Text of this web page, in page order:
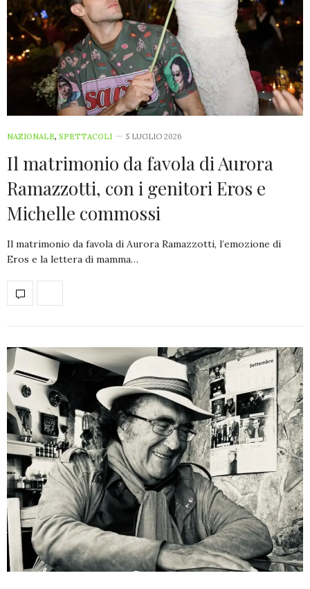
NAZIONALE, SPETTACOLI 5 LUGLIO 2026
Il matrimonio da favola di Aurora
Ramazzotti, con i genitori Eros e
Michelle commossi
Il matrimonio da favola di Aurora Ramazzotti, l’emozione di
Eros e la lettera di mamma…